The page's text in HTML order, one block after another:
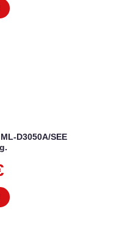
D3050A/SEE